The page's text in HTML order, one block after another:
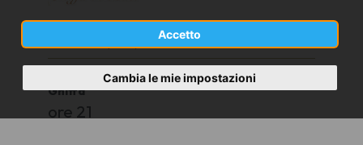
Accetto
Cambia le mie impostazioni
Chiesa di Santa Maria Assunta, Susello –
Ghiffa
ore 21